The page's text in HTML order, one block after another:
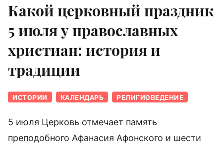
Какой церковный праздник
5 июля у православных
христиан: история и
традиции
ИСТОРИИ КАЛЕНДАРЬ РЕЛИГИОВЕДЕНИЕ
5 июля Церковь отмечает память
преподобного Афанасия Афонского и шести